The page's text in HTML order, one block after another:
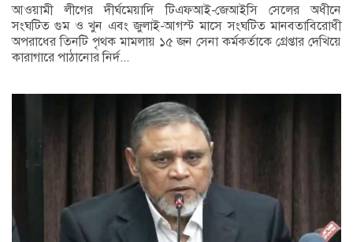
আওয়ামী লীগের দীর্ঘমেয়াদি টিএফআই-জেআইসি সেলের অধীনে
সংঘটিত গুম ও খুন এবং জুলাই-আগস্ট মাসে সংঘটিত মানবতাবিরোধী
অপরাধের তিনটি পৃথক মামলায় ১৫ জন সেনা কর্মকর্তাকে গ্রেপ্তার দেখিয়ে
কারাগারে পাঠানোর নির্দ...